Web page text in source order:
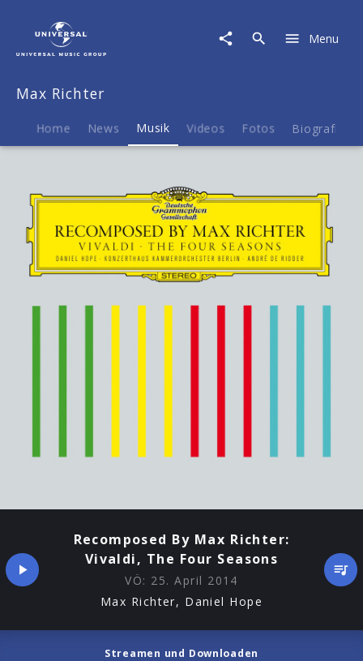
Musik
Recomposed
Richter:
Menu
Max Richter
Home News Musik Videos Fotos Biografie
Recomposed By Max Richter:
Vivaldi, The Four Seasons
VÖ: 25. April 2014
Max Richter, Daniel Hope
Streamen und Downloaden